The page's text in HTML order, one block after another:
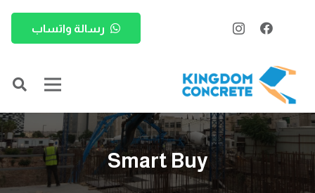
رسالة واتساب
Smart Buy